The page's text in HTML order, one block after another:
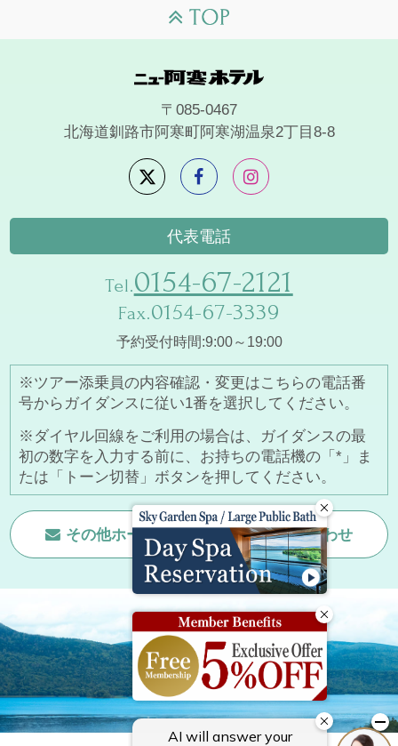
〒085-0467
北海道釧路市阿寒町阿寒湖温泉2丁目8-8
代表電話
Tel.0154-67-2121
Fax.0154-67-3339
予約受付時間:9:00～19:00
※ツアー添乗員の内容確認・変更はこちらの電話番
号からガイダンスに従い1番を選択してください。
※ダイヤル回線をご利用の場合は、ガイダンスの最
初の数字を入力する前に、お持ちの電話機の「*」ま
たは「トーン切替」ボタンを押してください。
その他ホームページに関するお問い合わせ